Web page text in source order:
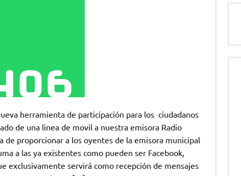
herramienta de participación para los ciudadanos
de una linea de movil a nuestra emisora Radio
proporcionar a los oyentes de la emisora municipal
a las ya existentes como pueden ser Facebook,
exclusivamente servirá como recepción de mensajes